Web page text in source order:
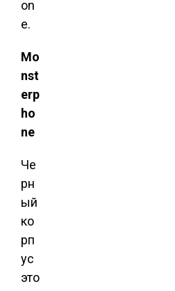
on
e.
Mo
nst
erp
ho
ne
Че
рн
ый
ко
рп
ус
это